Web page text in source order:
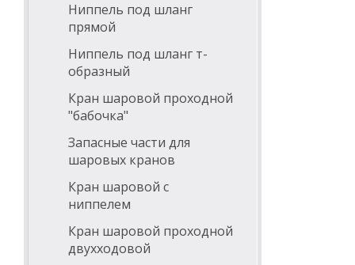
Ниппель под шланг
прямой
Ниппель под шланг т-
образный
Кран шаровой проходной
"бабочка"
Запасные части для
шаровых кранов
Кран шаровой с
ниппелем
Кран шаровой проходной
двухходовой